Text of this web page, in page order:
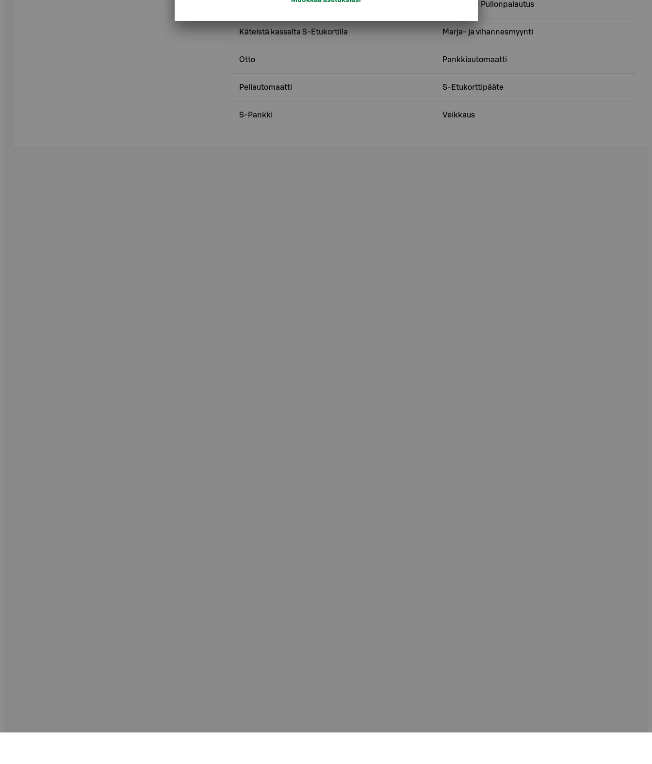
Ekopiste - Muovipakkaukset Ekopiste - Pullonpalautus
Käteistä kassalta S-Etukortilla Marja- ja vihannesmyynti
Otto Pankkiautomaatti
Peliautomaatti S-Etukorttipääte
S-Pankki Veikkaus